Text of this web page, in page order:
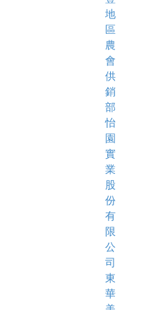
地
區
農
會
供
銷
部
怡
園
實
業
股
份
有
限
公
司
東
華